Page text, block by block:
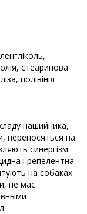
стеаринова
полівініл
нашийника,
переносяться на
синергізм
і репелентна
на собаках.
не має